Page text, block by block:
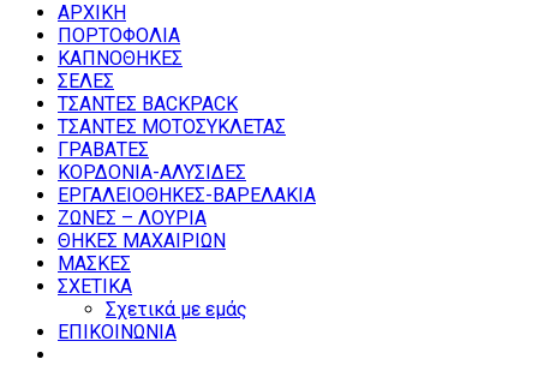
ΑΡΧΙΚΗ
ΠΟΡΤΟΦΟΛΙΑ
ΚΑΠΝΟΘΗΚΕΣ
ΣΕΛΕΣ
ΤΣΑΝΤΕΣ BACKPACK
ΤΣΑΝΤΕΣ ΜΟΤΟΣΥΚΛΕΤΑΣ
ΓΡΑΒΑΤΕΣ
ΚΟΡΔΟΝΙΑ-ΑΛΥΣΙΔΕΣ
ΕΡΓΑΛΕΙΟΘΗΚΕΣ-ΒΑΡΕΛΑΚΙΑ
ΖΩΝΕΣ – ΛΟΥΡΙΑ
ΘΗΚΕΣ ΜΑΧΑΙΡΙΩΝ
ΜΑΣΚΕΣ
ΣΧΕΤΙΚΑ
Σχετικά με εμάς
ΕΠΙΚΟΙΝΩΝΙΑ